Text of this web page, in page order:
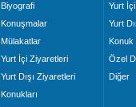
Biyografi
Konuşmalar
Mülakatlar
Yurt İçi Ziyaretleri
Yurt Dışı Ziyaretleri
Konukları
Yurt İçi
Yurt
Konuk
Özel
Diğer